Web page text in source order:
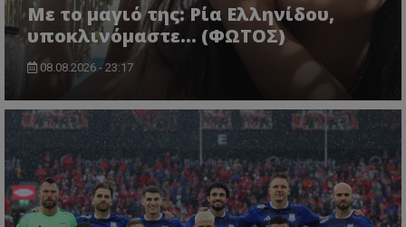
Με το μαγιό της: Ρία Ελληνίδου,
υποκλινόμαστε… (ΦΩΤΟΣ)
08.08.2026 - 23:17